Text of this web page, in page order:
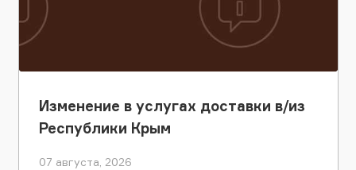
Изменение в услугах доставки в/из
Республики Крым
07 августа, 2026